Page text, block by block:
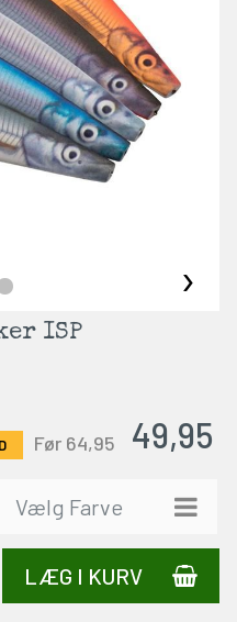
›
ISP
49,95
Før 64,95
LÆG I KURV